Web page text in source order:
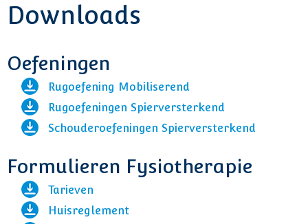
Downloads
Oefeningen
Rugoefening Mobiliserend
Rugoefeningen Spierversterkend
Schouderoefeningen Spierversterkend
Formulieren Fysiotherapie
Tarieven
Huisreglement